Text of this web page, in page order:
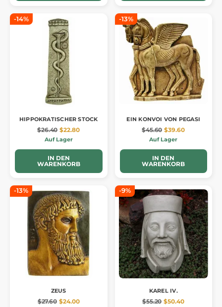
-14%
HIPPOKRATISCHER STOCK
$26.40 $22.80
Auf Lager
IN DEN
WARENKORB
-13%
EIN KONVOI VON PEGASI
$45.60 $39.60
Auf Lager
IN DEN
WARENKORB
-13%
ZEUS
$27.60 $24.00
-9%
KAREL IV.
$55.20 $50.40